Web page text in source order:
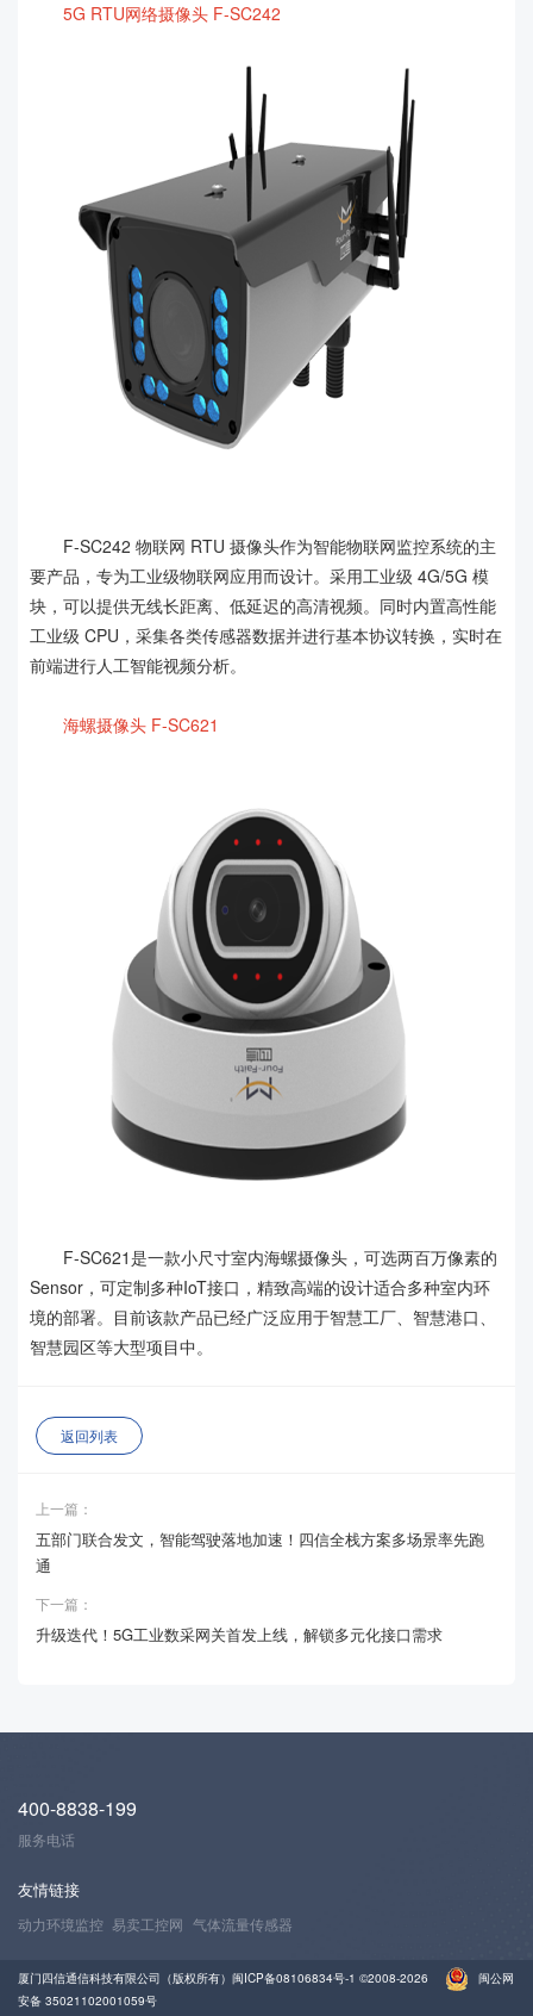
5G RTU网络摄像头 F-SC242
F-SC242 物联网 RTU 摄像头作为智能物联网监控系统的主
要产品，专为工业级物联网应用而设计。采用工业级 4G/5G 模
块，可以提供无线长距离、低延迟的高清视频。同时内置高性能
工业级 CPU，采集各类传感器数据并进行基本协议转换，实时在
前端进行人工智能视频分析。
海螺摄像头 F-SC621
F-SC621是一款小尺寸室内海螺摄像头，可选两百万像素的
Sensor，可定制多种IoT接口，精致高端的设计适合多种室内环
境的部署。目前该款产品已经广泛应用于智慧工厂、智慧港口、
智慧园区等大型项目中。
返回列表
上一篇：
五部门联合发文，智能驾驶落地加速！四信全栈方案多场景率先跑
通
下一篇：
升级迭代！5G工业数采网关首发上线，解锁多元化接口需求
400-8838-199
服务电话
友情链接
动力环境监控 易卖工控网 气体流量传感器
厦门四信通信科技有限公司（版权所有） 闽ICP备08106834号-1 ©2008-2026
闽公网
安备 35021102001059号